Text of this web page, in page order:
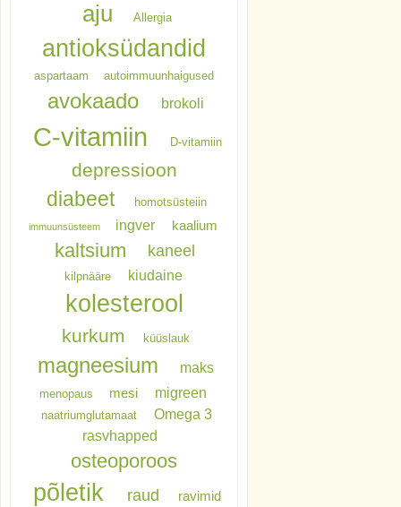
aju Allergia
antioksüdandid
aspartaam autoimmuunhaigused
avokaado brokoli
C-vitamiin D-vitamiin
depressioon
diabeet homotsüsteiin
immuunsüsteem ingver kaalium
kaltsium kaneel
kilpnääre kiudaine
kolesterool
kurkum küüslauk
magneesium maks
menopaus mesi migreen
naatriumglutamaat
Omega 3
rasvhapped
osteoporoos
põletik raud ravimid